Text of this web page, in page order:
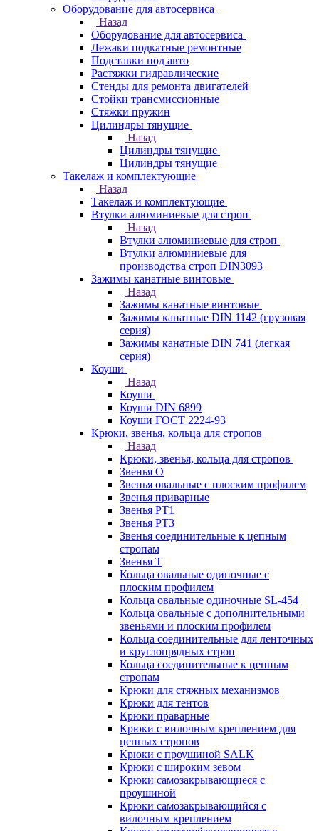
Оборудование для автосервиса
Назад
Оборудование для автосервиса
Лежаки подкатные ремонтные
Подставки под авто
Растяжки гидравлические
Стенды для ремонта двигателей
Стойки трансмиссионные
Стяжки пружин
Цилиндры тянущие
Назад
Цилиндры тянущие
Цилиндры тянущие
Такелаж и комплектующие
Назад
Такелаж и комплектующие
Втулки алюминиевые для строп
Назад
Втулки алюминиевые для строп
Втулки алюминиевые для
производства строп DIN3093
Зажимы канатные винтовые
Назад
Зажимы канатные винтовые
Зажимы канатные DIN 1142 (грузовая
серия)
Зажимы канатные DIN 741 (легкая
серия)
Коуши
Назад
Коуши
Коуши DIN 6899
Коуши ГОСТ 2224-93
Крюки, звенья, кольца для стропов
Назад
Крюки, звенья, кольца для стропов
Звенья О
Звенья овальные с плоским профилем
Звенья приварные
Звенья РТ1
Звенья РТ3
Звенья соединительные к цепным
стропам
Звенья Т
Кольца овальные одиночные c
плоским профилем
Кольца овальные одиночные SL-454
Кольца овальные с дополнительными
звеньями и плоским профилем
Кольца соединительные для ленточных
и круглопрядных строп
Кольца соединительные к цепным
стропам
Крюки для стяжных механизмов
Крюки для тентов
Крюки праварные
Крюки с вилочным креплением для
цепных стропов
Крюки с проушиной SALK
Крюки с широким зевом
Крюки самозакрывающиеся с
проушиной
Крюки самозакрывающийся с
вилочным креплением